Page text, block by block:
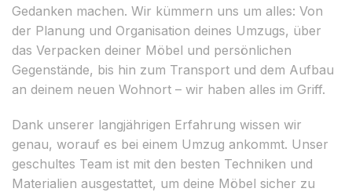
Gedanken machen. Wir kümmern uns um alles: Von
der Planung und Organisation deines Umzugs, über
das Verpacken deiner Möbel und persönlichen
Gegenstände, bis hin zum Transport und dem Aufbau
an deinem neuen Wohnort – wir haben alles im Griff.
Dank unserer langjährigen Erfahrung wissen wir
genau, worauf es bei einem Umzug ankommt. Unser
geschultes Team ist mit den besten Techniken und
Materialien ausgestattet, um deine Möbel sicher zu